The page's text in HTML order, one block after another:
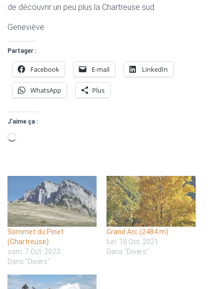
de découvrir un peu plus la Chartreuse sud.
Geneviève
Partager :
Facebook E-mail LinkedIn
WhatsApp Plus
J’aime ça :
Chargement…
Sommet du Pinet
(Chartreuse)
sam. 7 Oct. 2023
Dans "Divers"
Grand Arc (2484 m)
lun. 18 Oct. 2021
Dans "Divers"